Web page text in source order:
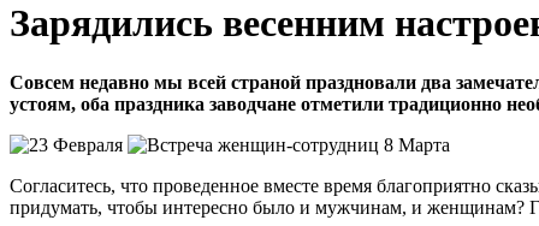
Зарядились весенним
Совсем недавно мы всей страной праздновали два
устоям, оба праздника заводчане отметили традиционно
Согласитесь, что проведенное вместе время благоприятно
придумать, чтобы интересно было и мужчинам, и женщинам?